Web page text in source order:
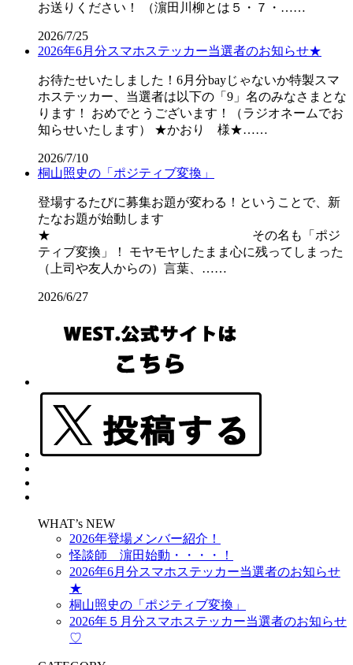
お送りください！ （濵田川柳とは５・７・……
2026/7/25
2026年6月分スマホステッカー当選者のお知らせ★
お待たせいたしました！6月分bayじゃないか特製スマ
ホステッカー、当選者は以下の「9」名のみなさまとな
ります！ おめでとうございます！（ラジオネームでお
知らせいたします） ★かおり 様★……
2026/7/10
桐山照史の「ポジティブ変換」
登場するたびに募集お題が変わる！ということで、新
たなお題が始動します
★ その名も「ポジ
ティブ変換」！ モヤモヤしたまま心に残ってしまった
（上司や友人からの）言葉、……
2026/6/27
WHAT’s NEW
2026年登場メンバー紹介！
怪談師 濵田始動・・・・！
2026年6月分スマホステッカー当選者のお知らせ
★
桐山照史の「ポジティブ変換」
2026年５月分スマホステッカー当選者のお知らせ
♡